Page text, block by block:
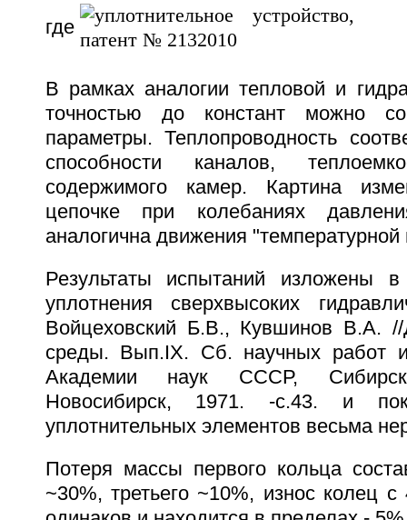
где
В рамках аналогии тепловой и
точностью до констант можно
параметры. Теплопроводность
способности каналов,
содержимого камер. Картина
цепочке при колебаниях
аналогична движения
Результаты испытаний изложены
уплотнения сверхвысоких
Войцеховский Б.В., Кувшинов В.А.
среды. Вып.IX. Сб. научных работ
Академии наук СССР,
Новосибирск, 1971. -с.43. и
уплотнительных элементов весьма
Потеря массы первого кольца
~30%, третьего ~10%, износ колец с